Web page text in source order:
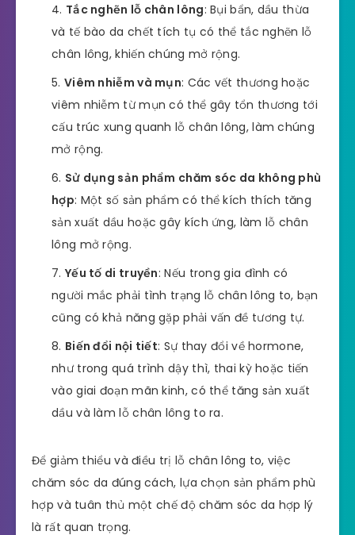
Tắc nghẽn lỗ chân lông: Bụi bẩn, dầu thừa
và tế bào da chết tích tụ có thể tắc nghẽn lỗ
chân lông, khiến chúng mở rộng.
Viêm nhiễm và mụn: Các vết thương hoặc
viêm nhiễm từ mụn có thể gây tổn thương tới
cấu trúc xung quanh lỗ chân lông, làm chúng
mở rộng.
Sử dụng sản phẩm chăm sóc da không phù
hợp: Một số sản phẩm có thể kích thích tăng
sản xuất dầu hoặc gây kích ứng, làm lỗ chân
lông mở rộng.
Yếu tố di truyền: Nếu trong gia đình có
người mắc phải tình trạng lỗ chân lông to, bạn
cũng có khả năng gặp phải vấn đề tương tự.
Biến đổi nội tiết: Sự thay đổi về hormone,
như trong quá trình dậy thì, thai kỳ hoặc tiến
vào giai đoạn mãn kinh, có thể tăng sản xuất
dầu và làm lỗ chân lông to ra.
Để giảm thiểu và điều trị lỗ chân lông to, việc
chăm sóc da đúng cách, lựa chọn sản phẩm phù
hợp và tuân thủ một chế độ chăm sóc da hợp lý
là rất quan trọng.